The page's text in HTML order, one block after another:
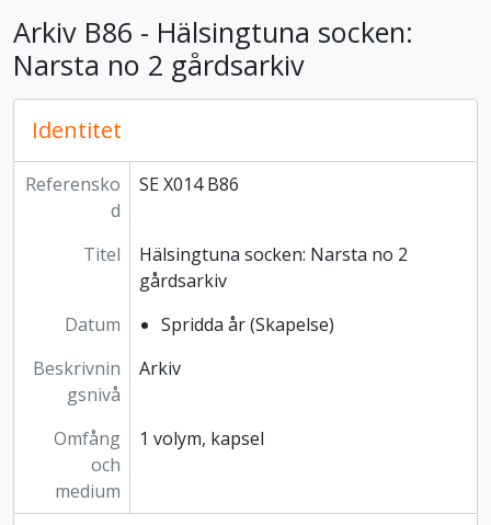
Arkiv B86 - Hälsingtuna socken:
Narsta no 2 gårdsarkiv
Identitet
Referensko
d
SE X014 B86
Titel
Hälsingtuna socken: Narsta no 2
gårdsarkiv
Datum
Spridda år (Skapelse)
Beskrivnin
gsnivå
Arkiv
Omfång
och
medium
1 volym, kapsel